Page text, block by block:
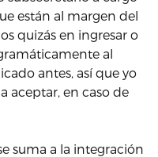
están al margen del
quizás en ingresar o
al
antes, así que yo
aceptar, en caso de
suma a la integración